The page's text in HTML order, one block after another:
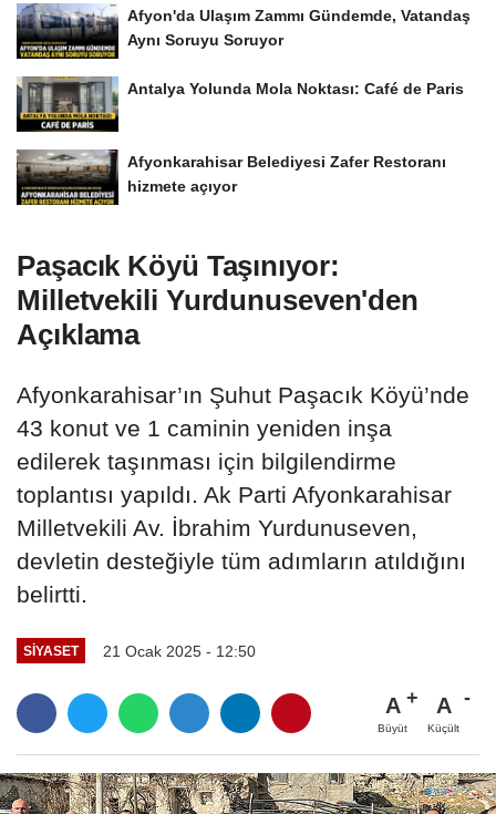
Afyon'da Ulaşım Zammı Gündemde, Vatandaş
Aynı Soruyu Soruyor
Antalya Yolunda Mola Noktası: Café de Paris
Afyonkarahisar Belediyesi Zafer Restoranı
hizmete açıyor
Paşacık Köyü Taşınıyor:
Milletvekili Yurdunuseven'den
Açıklama
Afyonkarahisar’ın Şuhut Paşacık Köyü’nde
43 konut ve 1 caminin yeniden inşa
edilerek taşınması için bilgilendirme
toplantısı yapıldı. Ak Parti Afyonkarahisar
Milletvekili Av. İbrahim Yurdunuseven,
devletin desteğiyle tüm adımların atıldığını
belirtti.
SIYASET 21 Ocak 2025 - 12:50
A
Büyüt
A
Küçült